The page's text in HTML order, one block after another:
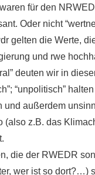
für den
Oder nicht
gelten die Werte,
und rwe
deuten wir in
“unpolitisch”
und außerdem
(also z.B. das
die der RWEDR
wer ist so dort?…)